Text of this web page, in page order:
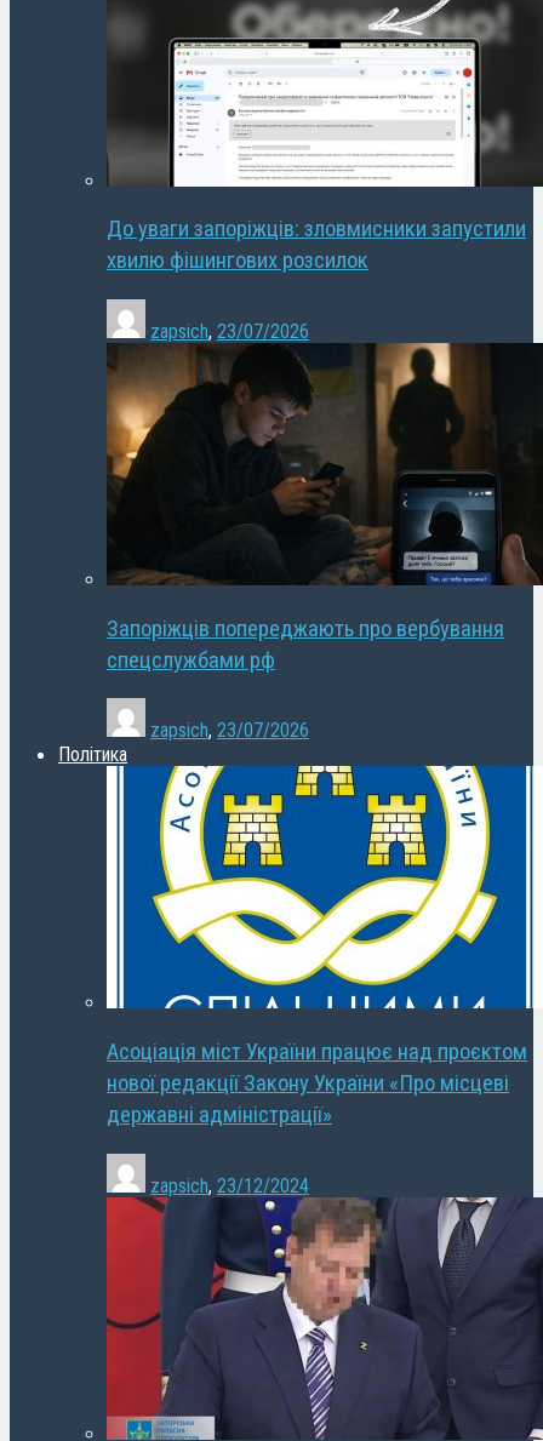
До уваги запоріжців: зловмисники запустили
хвилю фішингових розсилок
zapsich, 23/07/2026
Запоріжців попереджають про вербування
спецслужбами рф
zapsich, 23/07/2026
Політика
Асоціація міст України працює над проєктом
нової редакції Закону України «Про місцеві
державні адміністрації»
zapsich, 23/12/2024